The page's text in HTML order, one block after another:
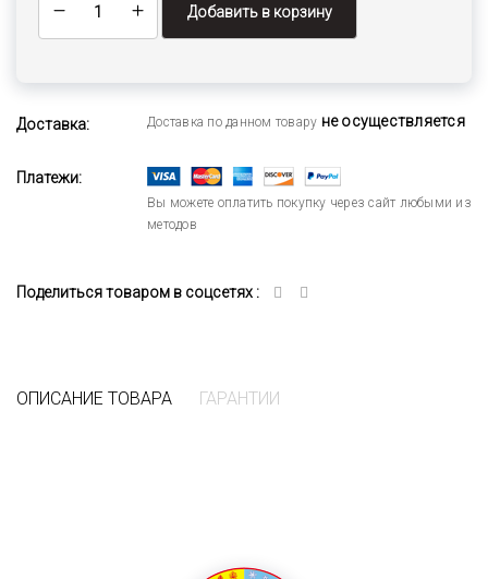
Добавить в корзину
Доставка: Доставка по данном товару не осуществляется
Платежи:
Вы можете оплатить покупку через сайт любыми из
методов
Поделиться товаром в соцсетях :
ОПИСАНИЕ ТОВАРА ГАРАНТИИ